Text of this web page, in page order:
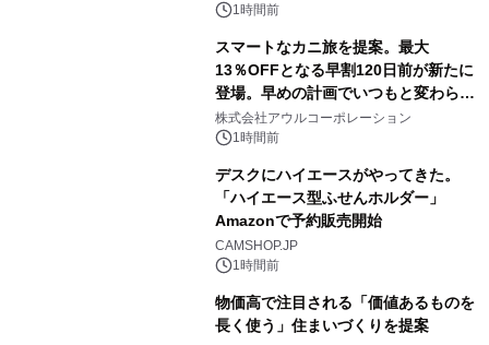
1時間前
スマートなカニ旅を提案。最大
13％OFFとなる早割120日前が新たに
登場。早めの計画でいつもと変わらぬ
大人の冬旅を。ー夕日ヶ浦温泉「佳松
苑 別邸ふうか」ー
株式会社アウルコーポレーション
1時間前
デスクにハイエースがやってきた。
「ハイエース型ふせんホルダー」
Amazonで予約販売開始
CAMSHOP.JP
1時間前
物価高で注目される「価値あるものを
長く使う」住まいづくりを提案